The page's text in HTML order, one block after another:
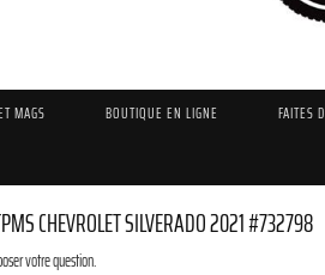
MAGS BOUTIQUE EN LIGNE FAITES
CHEVROLET SILVERADO 2021 #732798
votre question.